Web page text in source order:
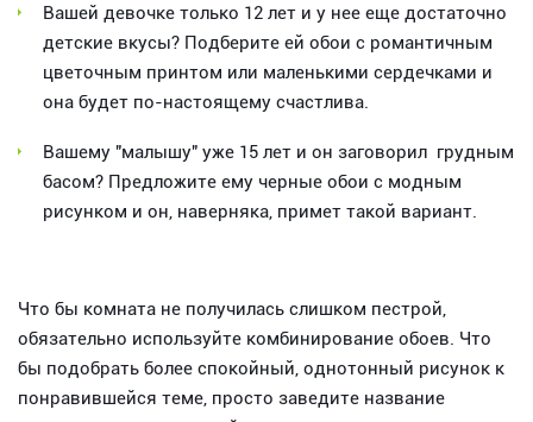
Вашей девочке только 12 лет и у нее еще достаточно
детские вкусы? Подберите ей обои с романтичным
цветочным принтом или маленькими сердечками и
она будет по-настоящему счастлива.
Вашему "малышу" уже 15 лет и он заговорил грудным
басом? Предложите ему черные обои с модным
рисунком и он, наверняка, примет такой вариант.
Что бы комната не получилась слишком пестрой,
обязательно используйте комбинирование обоев. Что
бы подобрать более спокойный, однотонный рисунок к
понравившейся теме, просто заведите название